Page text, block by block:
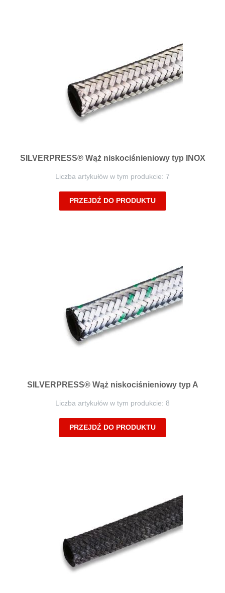
SILVERPRESS® Wąż niskociśnieniowy typ INOX
Liczba artykułów w tym produkcie: 7
PRZEJDŹ DO PRODUKTU
SILVERPRESS® Wąż niskociśnieniowy typ A
Liczba artykułów w tym produkcie: 8
PRZEJDŹ DO PRODUKTU